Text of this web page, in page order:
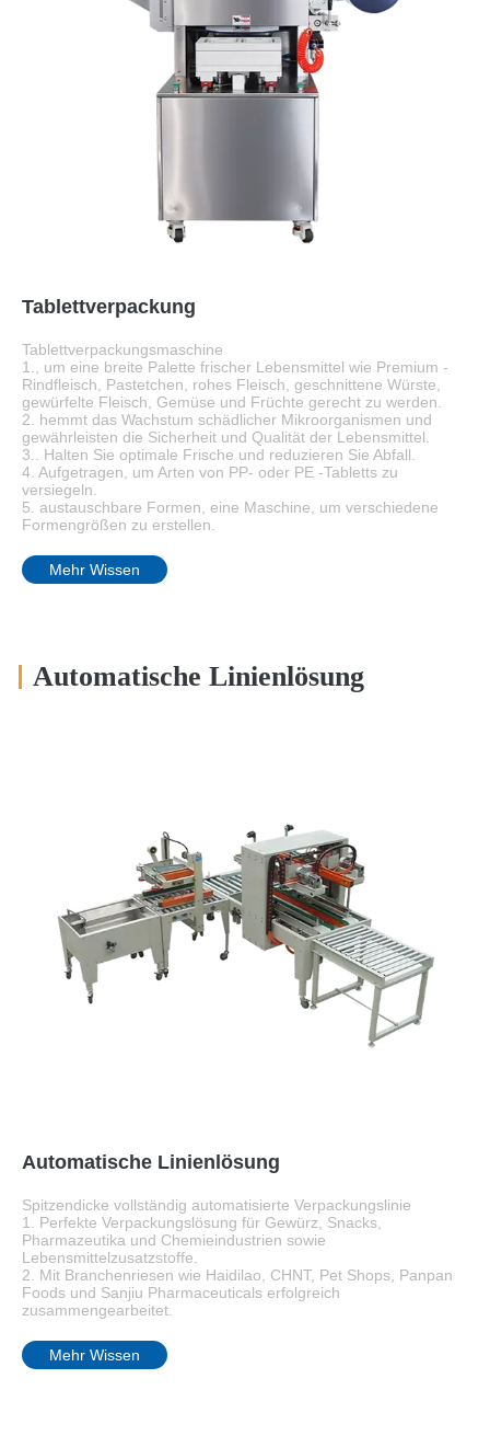
Tablettverpackung
Tablettverpackungsmaschine
1., um eine breite Palette frischer Lebensmittel wie Premium -
Rindfleisch, Pastetchen, rohes Fleisch, geschnittene Würste,
gewürfelte Fleisch, Gemüse und Früchte gerecht zu werden.
2. hemmt das Wachstum schädlicher Mikroorganismen und
gewährleisten die Sicherheit und Qualität der Lebensmittel.
3.. Halten Sie optimale Frische und reduzieren Sie Abfall.
4. Aufgetragen, um Arten von PP- oder PE -Tabletts zu
versiegeln.
5. austauschbare Formen, eine Maschine, um verschiedene
Formengrößen zu erstellen.
Mehr Wissen
Automatische Linienlösung
Automatische Linienlösung
Spitzendicke vollständig automatisierte Verpackungslinie
1. Perfekte Verpackungslösung für Gewürz, Snacks,
Pharmazeutika und Chemieindustrien sowie
Lebensmittelzusatzstoffe.
2. Mit Branchenriesen wie Haidilao, CHNT, Pet Shops, Panpan
Foods und Sanjiu Pharmaceuticals erfolgreich
zusammengearbeitet.
Mehr Wissen